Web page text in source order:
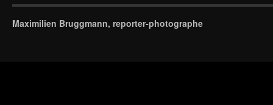
Maximilien Bruggmann, reporter-photographe